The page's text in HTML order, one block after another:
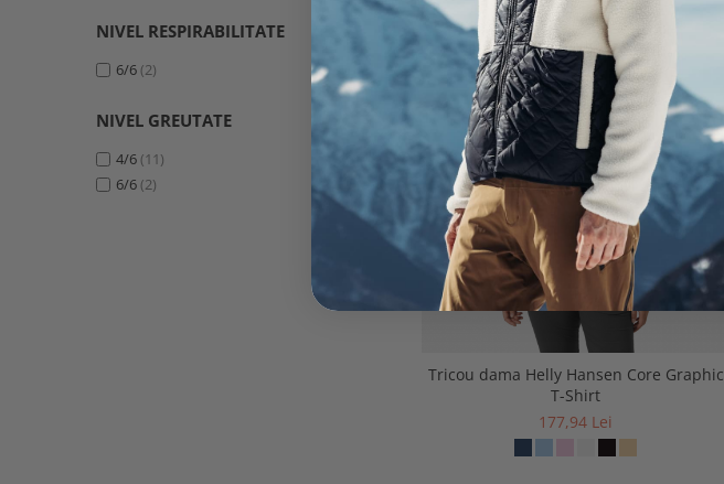
NIVEL RESPIRABILITATE
6/6 (2)
NIVEL GREUTATE
4/6 (11)
6/6 (2)
Tricou dama Helly Hansen Core Graphic
T-Shirt
177,94 Lei